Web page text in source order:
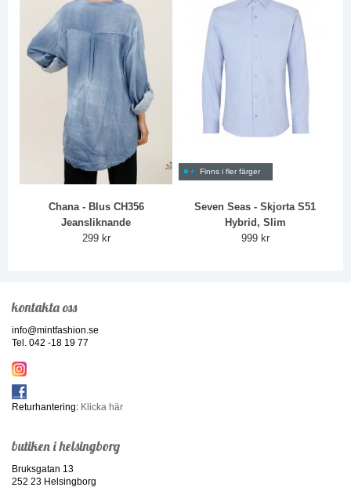
Chana - Blus CH356
Jeansliknande
299 kr
Finns i fler färger
Seven Seas - Skjorta S51
Hybrid, Slim
999 kr
kontakta oss
info@mintfashion.se
Tel. 042 -18 19 77
Returhantering: Klicka här
butiken i helsingborg
Bruksgatan 13
252 23 Helsingborg